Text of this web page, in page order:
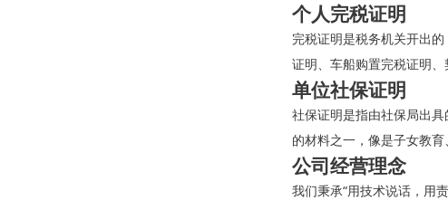
个人完税证明
完税证明是税务机关开出
证明、车船购置完税证明
单位社保证明
社保证明是指由社保局出
的材料之一，像是子女教
公司经营理念
我们秉承“用技术说话，用